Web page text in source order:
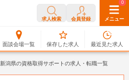
求人検索 会員登録 メニュー
面談会場一覧
0
保存した求人
0
最近見た求人
新潟県の資格取得サポートの求人・転職一覧